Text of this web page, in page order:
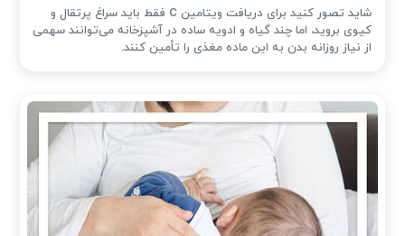
شاید تصور کنید برای دریافت ویتامین C فقط باید سراغ پرتقال و
کیوی بروید، اما چند گیاه و ادویه ساده در آشپزخانه می‌توانند سهمی
از نیاز روزانه بدن به این ماده مغذی را تأمین کنند.